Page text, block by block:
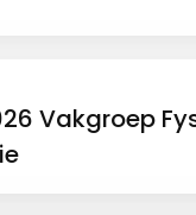
Vakgroep